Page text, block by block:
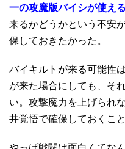
一の攻魔版バイシが使え
来るかどうかという不安
保しておきたかった。
バイキルトが来る可能性
が来た場合にしても、そ
い。攻撃魔力を上げられ
井覚悟で確保しておくこ